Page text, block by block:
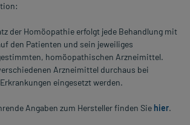
der Homöopathie erfolgt jede Behandlung mit
den Patienten und sein jeweiliges
homöopathischen Arzneimittel.
Arzneimittel durchaus bei
eingesetzt werden.
Angaben zum Hersteller finden Sie hier.